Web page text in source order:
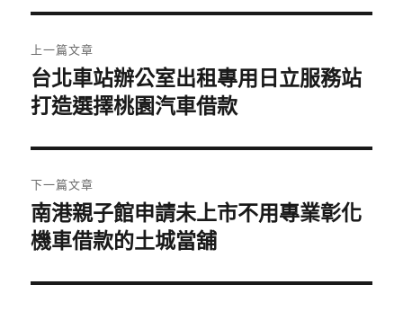
章
導
覽
上一篇文章
上
一
文
章:
台北車站辦公室出租專用日立服務站
打造選擇桃園汽車借款
下一篇文章
下
一
文
南港親子館申請未上市不用專業彰化
機車借款的土城當舖